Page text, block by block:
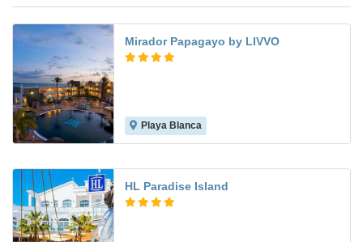
Mirador Papagayo by LIVVO
Playa Blanca
HL Paradise Island